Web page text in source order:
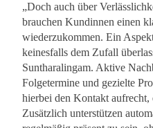
„Doch auch über
brauchen Kundinnen einen
wiederzukommen. Ein
keinesfalls dem Zufall
Suntharalingam. Aktive
Folgetermine und gezielte
hierbei den Kontakt
Zusätzlich unterstützen